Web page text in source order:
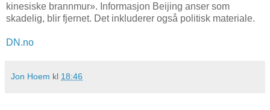
kinesiske brannmur». Informasjon Beijing anser som
skadelig, blir fjernet. Det inkluderer også politisk materiale.
DN.no
Jon Hoem kl 18:46